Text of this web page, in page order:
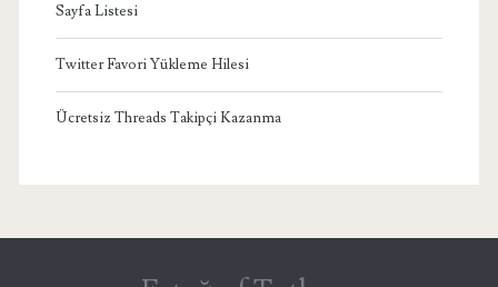
Sayfa Listesi
Twitter Favori Yükleme Hilesi
Ücretsiz Threads Takipçi Kazanma